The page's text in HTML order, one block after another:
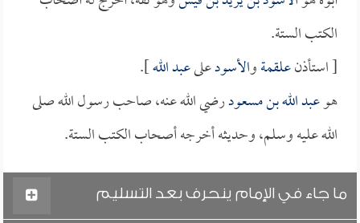
الكتب الستة.
[ استأذنعلقمةوالأسودعلىعبد الله].
هوعبد الله بن مسعودرضي الله عنه، صاحب رسول الله صلى
الله عليه وسلم، وحديثه أخرجه أصحاب الكتب الستة.
ما جاء في الإمام ينحرف بعد التسليم